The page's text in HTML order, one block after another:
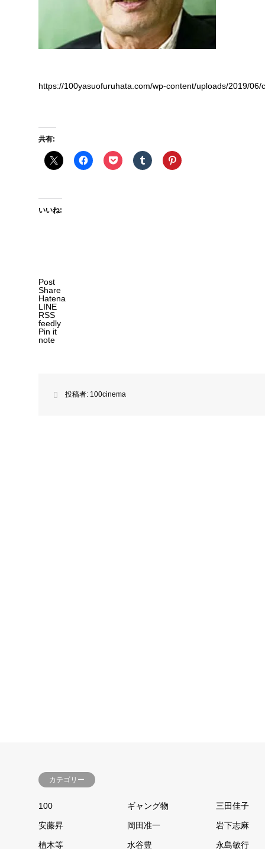
https://100yasuofuruhata.com/wp-content/uploads/2019/
共有:
いいね:
Post
Share
Hatena
LINE
RSS
feedly
Pin it
note
投稿者: 100cinema
カテゴリー
100 ギャング物 三田佳子
安藤昇 岡田准一 岩下志麻
植木等 水谷豊 永島敏行